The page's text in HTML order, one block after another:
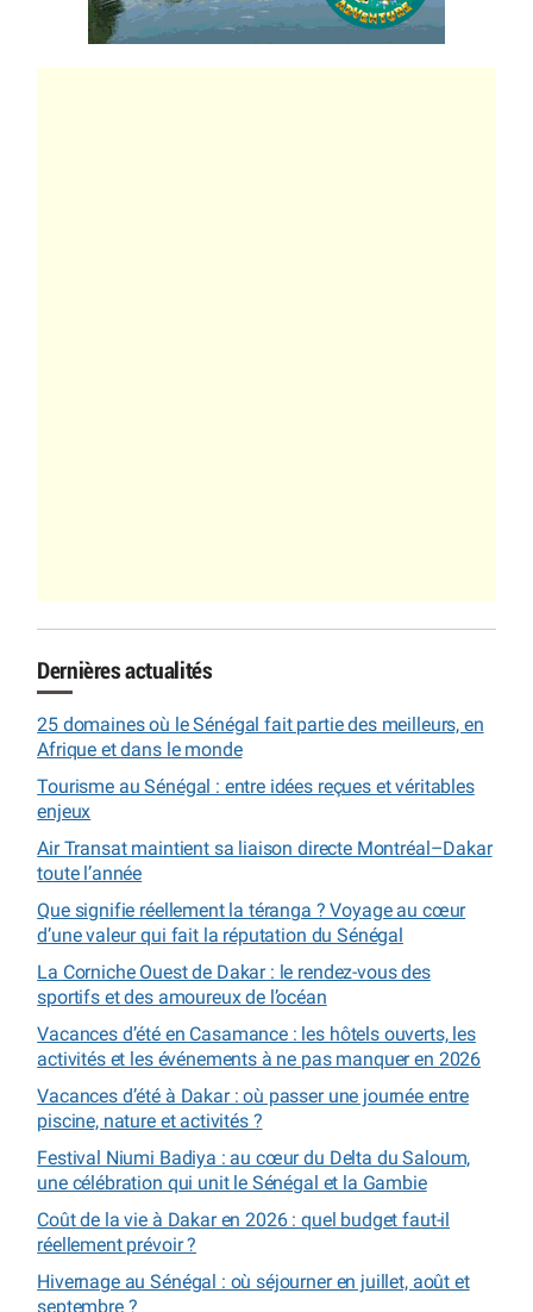
Dernières actualités
25 domaines où le Sénégal fait partie des meilleurs, en
Afrique et dans le monde
Tourisme au Sénégal : entre idées reçues et véritables
enjeux
Air Transat maintient sa liaison directe Montréal–Dakar
toute l’année
Que signifie réellement la téranga ? Voyage au cœur
d’une valeur qui fait la réputation du Sénégal
La Corniche Ouest de Dakar : le rendez-vous des
sportifs et des amoureux de l’océan
Vacances d’été en Casamance : les hôtels ouverts, les
activités et les événements à ne pas manquer en 2026
Vacances d’été à Dakar : où passer une journée entre
piscine, nature et activités ?
Festival Niumi Badiya : au cœur du Delta du Saloum,
une célébration qui unit le Sénégal et la Gambie
Coût de la vie à Dakar en 2026 : quel budget faut-il
réellement prévoir ?
Hivernage au Sénégal : où séjourner en juillet, août et
septembre ?